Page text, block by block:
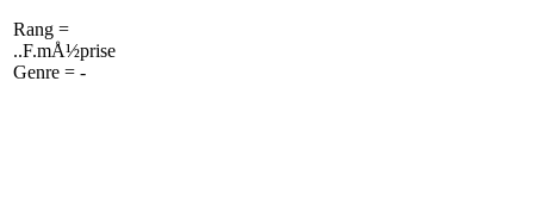
Rang =
..F.mÅ½prise
Genre = -